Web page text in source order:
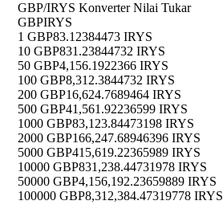
GBP/IRYS Konverter Nilai Tukar
GBPIRYS
1 GBP83.12384473 IRYS
10 GBP831.23844732 IRYS
50 GBP4,156.1922366 IRYS
100 GBP8,312.3844732 IRYS
200 GBP16,624.7689464 IRYS
500 GBP41,561.92236599 IRYS
1000 GBP83,123.84473198 IRYS
2000 GBP166,247.68946396 IRYS
5000 GBP415,619.22365989 IRYS
10000 GBP831,238.44731978 IRYS
50000 GBP4,156,192.23659889 IRYS
100000 GBP8,312,384.47319778 IRYS